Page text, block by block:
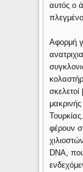
αυτός ο
Αφορμή
φέρουν
DNA,